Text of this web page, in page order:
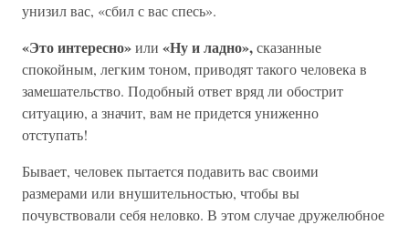
унизил вас, «сбил с вас спесь».
«Это интересно»или «Ну и ладно»,сказанные
спокойным, легким тоном, приводят такого человека в
замешательство. Подобный ответ вряд ли обострит
ситуацию, а значит, вам не придется униженно
отступать!
Бывает, человек пытается подавить вас своими
размерами или внушительностью, чтобы вы
почувствовали себя неловко. В этом случае дружелюбное